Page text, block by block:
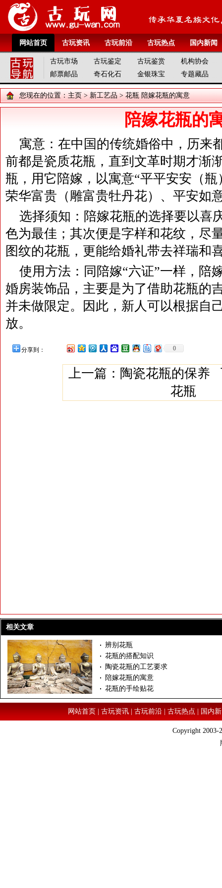
网站首页 古玩资讯 古玩前沿 古玩热点 国内新闻
古玩市场 古玩鉴定 古玩鉴赏
机构协会
邮票邮品
奇石化石 金银珠宝 专题藏品
您现在的位置： 主页 > 新工艺品 > 花瓶 陪嫁花瓶的寓意
陪嫁花瓶的
寓意：在中国的传统婚俗中，历来
前都是瓷质花瓶，直到文革时期才渐
瓶，用它陪嫁，以寓意“平平安安（
荣华富贵（雕富贵牡丹花）、平安如
选择须知：陪嫁花瓶的选择要以喜
色为最佳；其次便是字样和花纹，尽
图纹的花瓶，更能给婚礼带去祥瑞和
使用方法：同陪嫁“六证”一样，陪
婚房装饰品，主要是为了借助花瓶的
并未做限定。因此，新人可以根据自
放。
分享到： 0
上一篇： 陶瓷花瓶的保养
花瓶
相关文章
辨别花瓶
花瓶的搭配知识
陶瓷花瓶的工艺要求
陪嫁花瓶的寓意
花瓶的手绘贴花
网站首页|古玩资讯|古玩前沿|古玩热点|国内
Copyright 2003-